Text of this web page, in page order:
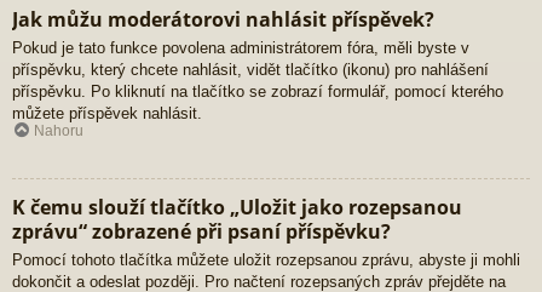
Jak můžu moderátorovi nahlásit příspěvek?
Pokud je tato funkce povolena administrátorem fóra, měli byste v
příspěvku, který chcete nahlásit, vidět tlačítko (ikonu) pro nahlášení
příspěvku. Po kliknutí na tlačítko se zobrazí formulář, pomocí kterého
můžete příspěvek nahlásit.
Nahoru
K čemu slouží tlačítko „Uložit jako rozepsanou
zprávu“ zobrazené při psaní příspěvku?
Pomocí tohoto tlačítka můžete uložit rozepsanou zprávu, abyste ji mohli
dokončit a odeslat později. Pro načtení rozepsaných zpráv přejděte na